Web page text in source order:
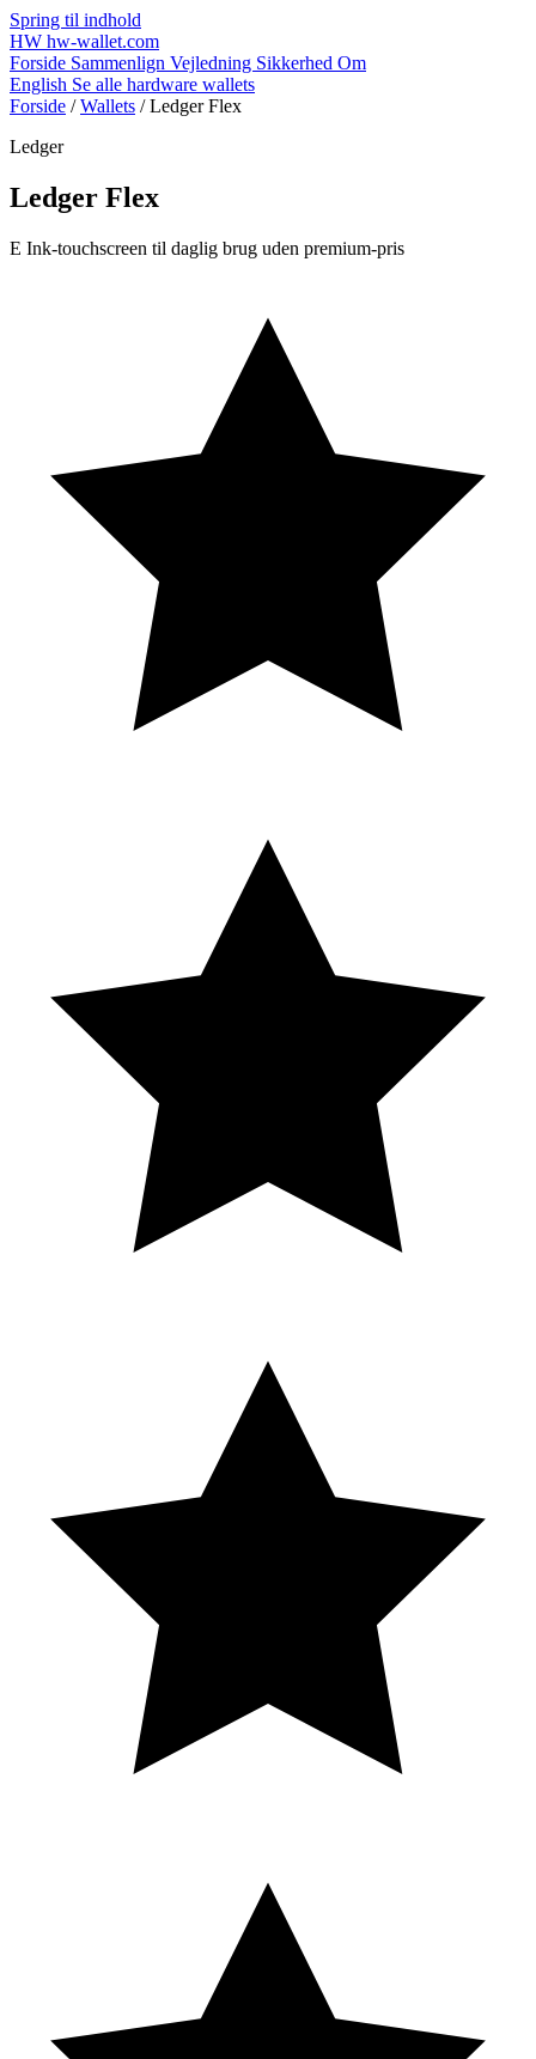
Spring til indhold
HW hw-wallet.com
Forside Sammenlign Vejledning Sikkerhed Om
English Se alle hardware wallets
Forside / Wallets / Ledger Flex
Ledger
Ledger Flex
E Ink-touchscreen til daglig brug uden premium-pris